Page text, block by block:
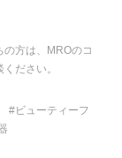
方は、MROのコ
ださい。
ビューティーフ